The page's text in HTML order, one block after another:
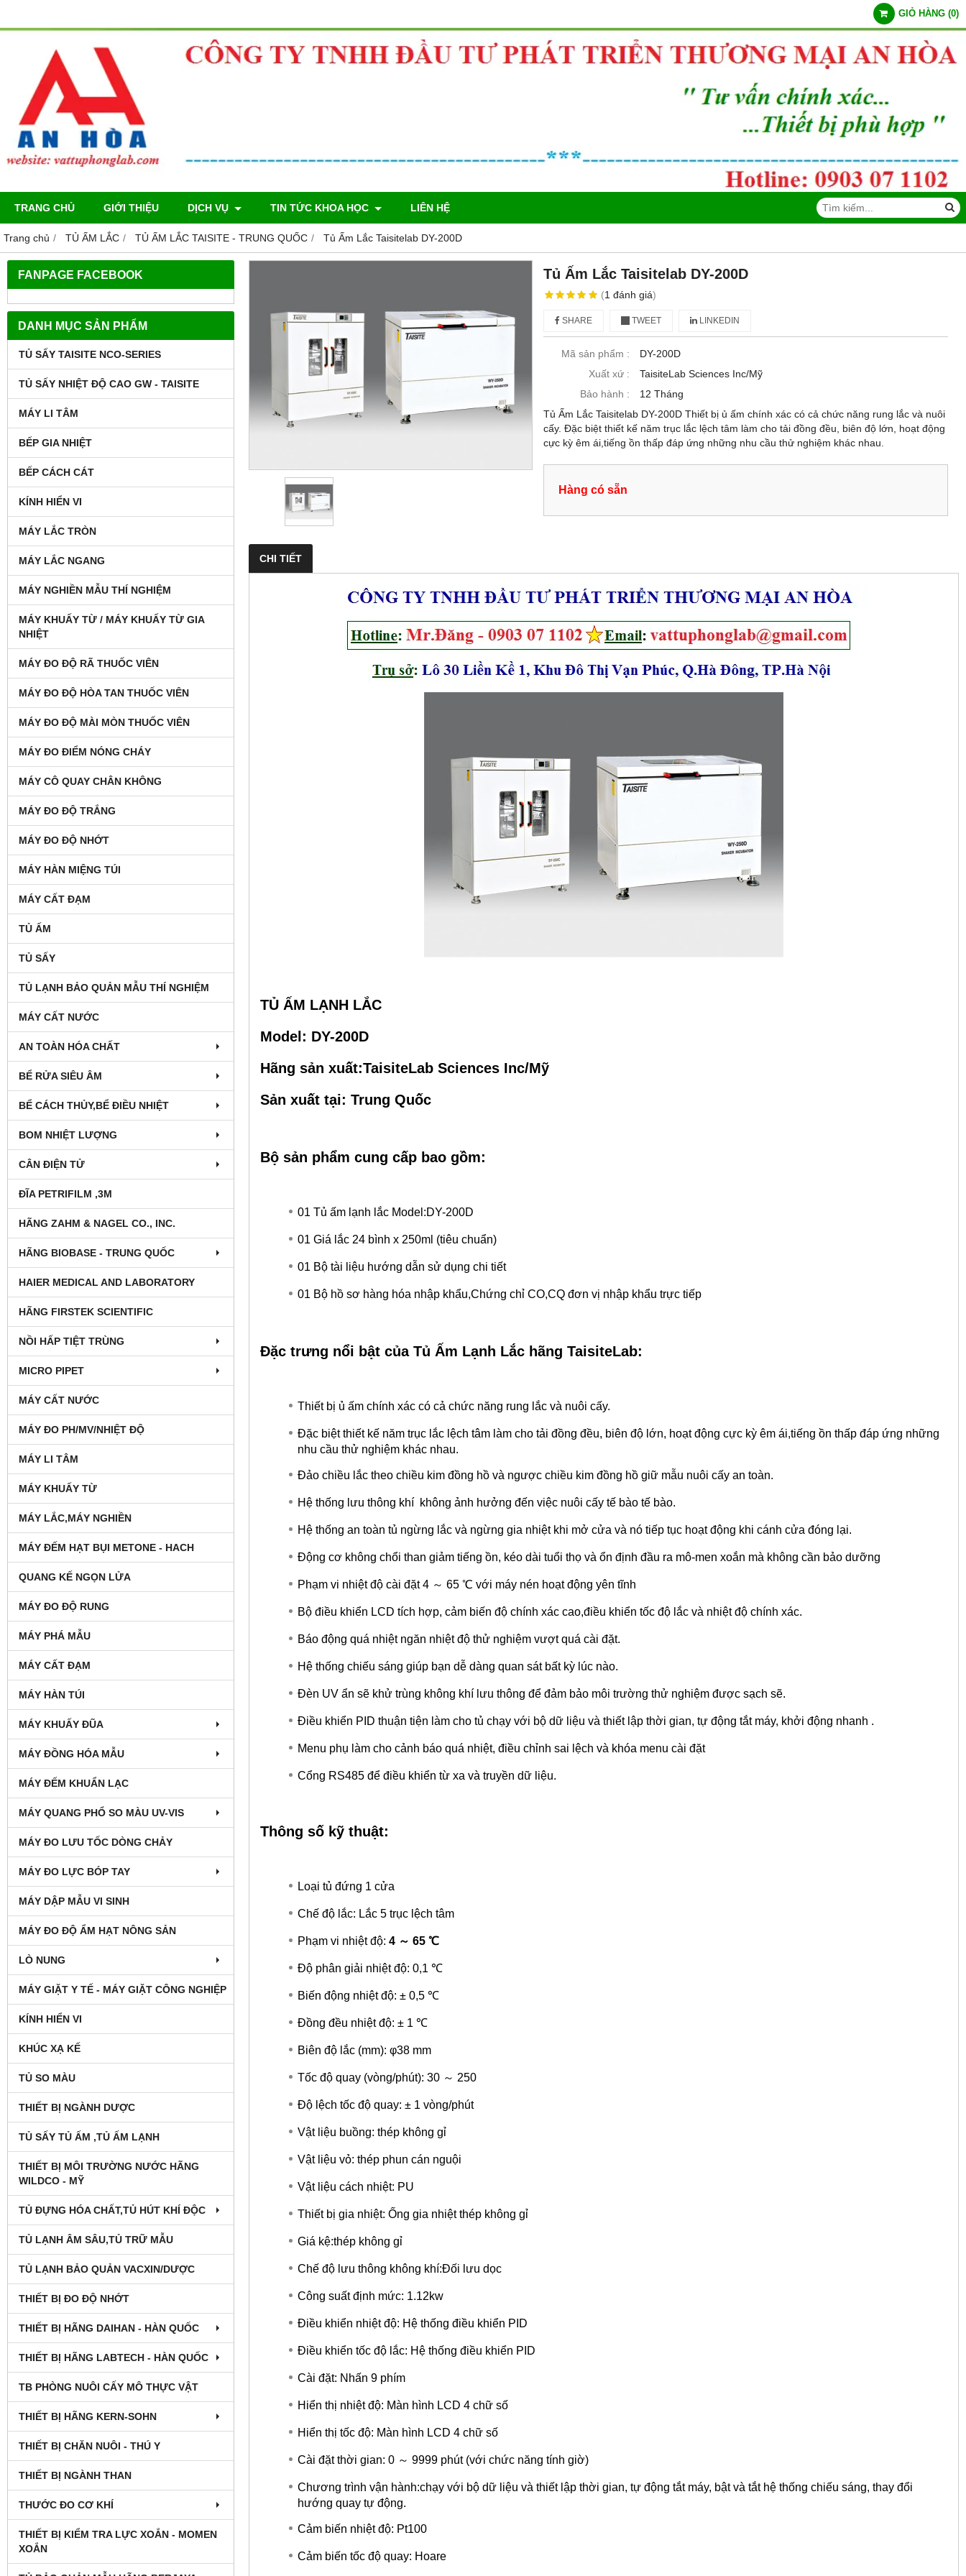
GIỎ HÀNG (0)
TRANG CHỦ GIỚI THIỆU DỊCH VỤ TIN TỨC KHOA HỌC LIÊN HỆ
Trang chủ TỦ ẤM LẮC TỦ ẤM LẮC TAISITE - TRUNG QUỐC Tủ Ấm Lắc Taisitelab DY-200D
FANPAGE FACEBOOK
DANH MỤC SẢN PHẨM
TỦ SẤY TAISITE NCO-SERIES
TỦ SẤY NHIỆT ĐỘ CAO GW - TAISITE
MÁY LI TÂM
BẾP GIA NHIỆT
BẾP CÁCH CÁT
KÍNH HIỂN VI
MÁY LẮC TRÒN
MÁY LẮC NGANG
MÁY NGHIỀN MẪU THÍ NGHIỆM
MÁY KHUẤY TỪ / MÁY KHUẤY TỪ GIA
NHIỆT
MÁY ĐO ĐỘ RÃ THUỐC VIÊN
MÁY ĐO ĐỘ HÒA TAN THUỐC VIÊN
MÁY ĐO ĐỘ MÀI MÒN THUỐC VIÊN
MÁY ĐO ĐIỂM NÓNG CHÁY
MÁY CÔ QUAY CHÂN KHÔNG
MÁY ĐO ĐỘ TRẮNG
MÁY ĐO ĐỘ NHỚT
MÁY HÀN MIỆNG TÚI
MÁY CẤT ĐẠM
TỦ ẤM
TỦ SẤY
TỦ LẠNH BẢO QUẢN MẪU THÍ NGHIỆM
MÁY CẤT NƯỚC
AN TOÀN HÓA CHẤT
BỂ RỬA SIÊU ÂM
BỂ CÁCH THỦY,BỂ ĐIỀU NHIỆT
BOM NHIỆT LƯỢNG
CÂN ĐIỆN TỬ
ĐĨA PETRIFILM ,3M
HÃNG ZAHM & NAGEL CO., INC.
HÃNG BIOBASE - TRUNG QUỐC
HAIER MEDICAL AND LABORATORY
HÃNG FIRSTEK SCIENTIFIC
NỒI HẤP TIỆT TRÙNG
MICRO PIPET
MÁY CẤT NƯỚC
MÁY ĐO PH/MV/NHIỆT ĐỘ
MÁY LI TÂM
MÁY KHUẤY TỪ
MÁY LẮC,MÁY NGHIỀN
MÁY ĐẾM HẠT BỤI METONE - HACH
QUANG KẾ NGỌN LỬA
MÁY ĐO ĐỘ RUNG
MÁY PHÁ MẪU
MÁY CẤT ĐẠM
MÁY HÀN TÚI
MÁY KHUẤY ĐŨA
MÁY ĐỒNG HÓA MẪU
MÁY ĐẾM KHUẨN LẠC
MÁY QUANG PHỔ SO MÀU UV-VIS
MÁY ĐO LƯU TỐC DÒNG CHẢY
MÁY ĐO LỰC BÓP TAY
MÁY DẬP MẪU VI SINH
MÁY ĐO ĐỘ ẨM HẠT NÔNG SẢN
LÒ NUNG
MÁY GIẶT Y TẾ - MÁY GIẶT CÔNG NGHIỆP
KÍNH HIỂN VI
KHÚC XẠ KẾ
TỦ SO MÀU
THIẾT BỊ NGÀNH DƯỢC
TỦ SẤY TỦ ẤM ,TỦ ẤM LẠNH
THIẾT BỊ MÔI TRƯỜNG NƯỚC HÃNG
WILDCO - MỸ
TỦ ĐỰNG HÓA CHẤT,TỦ HÚT KHÍ ĐỘC
TỦ LẠNH ÂM SÂU,TỦ TRỮ MẪU
TỦ LẠNH BẢO QUẢN VACXIN/DƯỢC
THIẾT BỊ ĐO ĐỘ NHỚT
THIẾT BỊ HÃNG DAIHAN - HÀN QUỐC
THIẾT BỊ HÃNG LABTECH - HÀN QUỐC
TB PHÒNG NUÔI CẤY MÔ THỰC VẬT
THIẾT BỊ HÃNG KERN-SOHN
THIẾT BỊ CHĂN NUÔI - THÚ Y
THIẾT BỊ NGÀNH THAN
THƯỚC ĐO CƠ KHÍ
THIẾT BỊ KIỂM TRA LỰC XOẮN - MOMEN
XOẮN
Tủ Ấm Lắc Taisitelab DY-200D
(1đánh giá)
SHARE TWEET LINKEDIN
Mã sản phẩm :
DY-200D
Xuất xứ :
TaisiteLab Sciences Inc/Mỹ
Bảo hành :
12 Tháng
Tủ Ấm Lắc Taisitelab DY-200D Thiết bị ủ ấm chính xác có cả chức năng rung lắc và nuôi
cấy. Đặc biệt thiết kế năm trục lắc lệch tâm làm cho tải đồng đều, biên độ lớn, hoạt động
cực kỳ êm ái,tiếng ồn thấp đáp ứng những nhu cầu thử nghiệm khác nhau.
Hàng có sẵn
CHI TIẾT
TỦ ẤM LẠNH LẮC
Model: DY-200D
Hãng sản xuất:TaisiteLab Sciences Inc/Mỹ
Sản xuất tại: Trung Quốc
Bộ sản phẩm cung cấp bao gồm:
01 Tủ ấm lạnh lắc Model:DY-200D
01 Giá lắc 24 bình x 250ml (tiêu chuẩn)
01 Bộ tài liệu hướng dẫn sử dụng chi tiết
01 Bộ hồ sơ hàng hóa nhập khẩu,Chứng chỉ CO,CQ đơn vị nhập khẩu trực tiếp
Đặc trưng nổi bật của Tủ Ấm Lạnh Lắc hãng TaisiteLab:
Thiết bị ủ ấm chính xác có cả chức năng rung lắc và nuôi cấy.
Đặc biệt thiết kế năm trục lắc lệch tâm làm cho tải đồng đều, biên độ lớn, hoạt động cực kỳ êm ái,tiếng ồn thấp đáp ứng những
nhu cầu thử nghiệm khác nhau.
Đảo chiều lắc theo chiều kim đồng hồ và ngược chiều kim đồng hồ giữ mẫu nuôi cấy an toàn.
Hệ thống lưu thông khí không ảnh hưởng đến việc nuôi cấy tế bào tế bào.
Hệ thống an toàn tủ ngừng lắc và ngừng gia nhiệt khi mở cửa và nó tiếp tục hoạt động khi cánh cửa đóng lại.
Động cơ không chổi than giảm tiếng ồn, kéo dài tuổi thọ và ổn định đầu ra mô-men xoắn mà không cần bảo dưỡng
Phạm vi nhiệt độ cài đặt 4 ～ 65 ℃ với máy nén hoạt động yên tĩnh
Bộ điều khiển LCD tích hợp, cảm biến độ chính xác cao,điều khiển tốc độ lắc và nhiệt độ chính xác.
Báo động quá nhiệt ngăn nhiệt độ thử nghiệm vượt quá cài đặt.
Hệ thống chiếu sáng giúp bạn dễ dàng quan sát bất kỳ lúc nào.
Đèn UV ẩn sẽ khử trùng không khí lưu thông để đảm bảo môi trường thử nghiệm được sạch sẽ.
Điều khiển PID thuận tiện làm cho tủ chạy với bộ dữ liệu và thiết lập thời gian, tự động tắt máy, khởi động nhanh .
Menu phụ làm cho cảnh báo quá nhiệt, điều chỉnh sai lệch và khóa menu cài đặt
Cổng RS485 để điều khiển từ xa và truyền dữ liệu.
Thông số kỹ thuật:
Loại tủ đứng 1 cửa
Chế độ lắc: Lắc 5 trục lệch tâm
Phạm vi nhiệt độ: 4 ～ 65 ℃
Độ phân giải nhiệt độ: 0,1 ℃
Biến động nhiệt độ: ± 0,5 ℃
Đồng đều nhiệt độ: ± 1 ℃
Biên độ lắc (mm): φ38 mm
Tốc độ quay (vòng/phút): 30 ～ 250
Độ lệch tốc độ quay: ± 1 vòng/phút
Vật liệu buồng: thép không gỉ
Vật liệu vỏ: thép phun cán nguội
Vật liệu cách nhiệt: PU
Thiết bị gia nhiệt: Ống gia nhiệt thép không gỉ
Giá kệ:thép không gỉ
Chế độ lưu thông không khí:Đối lưu dọc
Công suất định mức: 1.12kw
Điều khiển nhiệt độ: Hệ thống điều khiển PID
Điều khiển tốc độ lắc: Hệ thống điều khiển PID
Cài đặt: Nhấn 9 phím
Hiển thị nhiệt độ: Màn hình LCD 4 chữ số
Hiển thị tốc độ: Màn hình LCD 4 chữ số
Cài đặt thời gian: 0 ～ 9999 phút (với chức năng tính giờ)
Chương trình vận hành:chạy với bộ dữ liệu và thiết lập thời gian, tự động tắt máy, bật và tắt hệ thống chiếu sáng, thay đổi
hướng quay tự động.
Cảm biến nhiệt độ: Pt100
Cảm biến tốc độ quay: Hoare